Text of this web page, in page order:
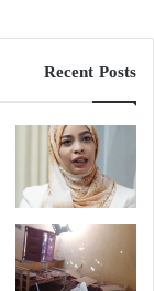
Recent Posts